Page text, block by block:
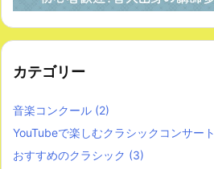
カテゴリー
音楽コンクール (2)
YouTubeで楽しむクラシックコンサート
おすすめのクラシック (3)